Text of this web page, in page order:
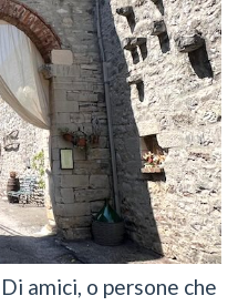
amici, o persone che